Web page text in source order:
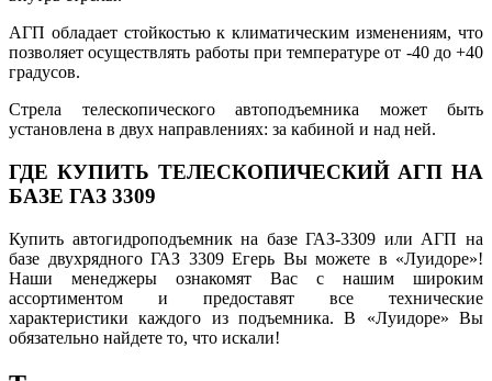
АГП обладает стойкостью к климатическим изменениям, что
позволяет осуществлять работы при температуре от -40 до +40
градусов.
Стрела телескопического автоподъемника может быть
установлена в двух направлениях: за кабиной и над ней.
ГДЕ КУПИТЬ ТЕЛЕСКОПИЧЕСКИЙ АГП НА
БАЗЕ ГАЗ 3309
Купить автогидроподъемник на базе ГАЗ-3309 или АГП на
базе двухрядного ГАЗ 3309 Егерь Вы можете в «Луидоре»!
Наши менеджеры ознакомят Вас с нашим широким
ассортиментом и предоставят все технические
характеристики каждого из подъемника. В «Луидоре» Вы
обязательно найдете то, что искали!